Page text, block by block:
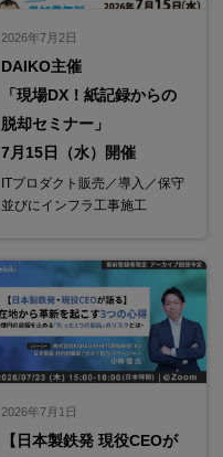
2026年7月2日
DAIKO主催
「現場DX！紙記録からの
脱却セミナー」
7月15日（水）開催
ITプロダクト販売／導入／保守
並びにインフラ工事施工
2026年7月1日
【日本製鉄発 現役CEOが